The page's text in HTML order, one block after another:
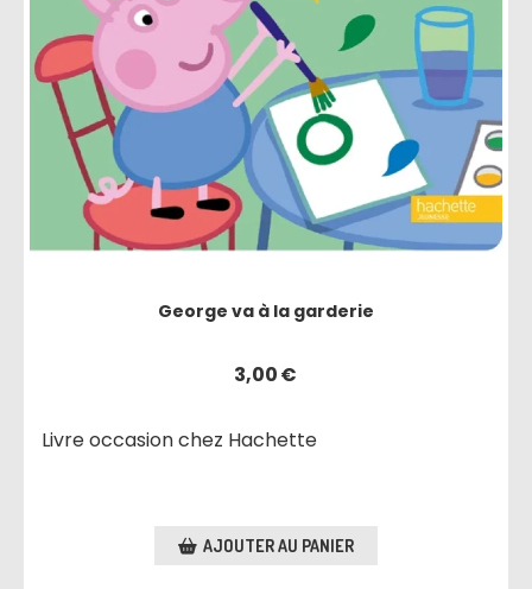
George va à la garderie
3,00€
Livre occasion chez Hachette
AJOUTER AU PANIER